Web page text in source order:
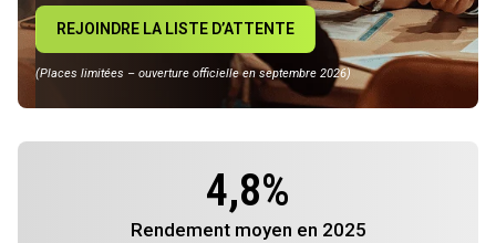
REJOINDRE LA LISTE D’ATTENTE
(Places limitées – ouverture officielle en septembre 2026)
4,8%
Rendement moyen en 2025